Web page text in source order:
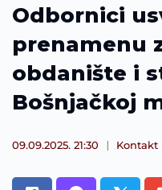
t
Odbornici
prenamenu
obdanište i
Bošnjačkoj
09.09.2025. 21:30 Kontakt